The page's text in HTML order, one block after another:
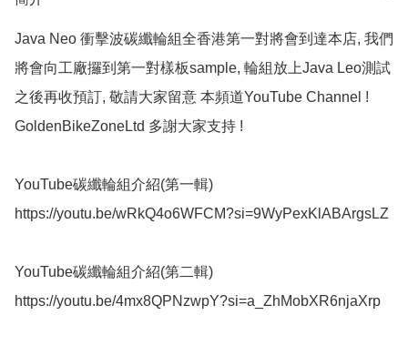
Java Neo 衝擊波碳纖輪組全香港第一對將會到達本店, 我們
將會向工廠攞到第一對樣板sample, 輪組放上Java Leo測試
之後再收預訂, 敬請大家留意 本頻道YouTube Channel !
GoldenBikeZoneLtd 多謝大家支持 !
YouTube碳纖輪組介紹(第一輯)
https://youtu.be/wRkQ4o6WFCM?si=9WyPexKlABArgsLZ
YouTube碳纖輪組介紹(第二輯)
https://youtu.be/4mx8QPNzwpY?si=a_ZhMobXR6njaXrp